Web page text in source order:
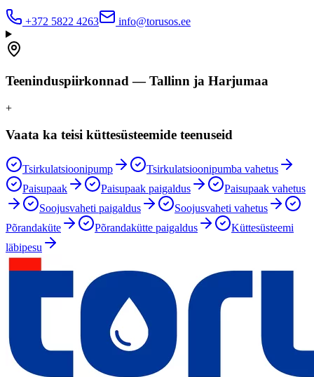
+372 5822 4263 info@torusos.ee
Teeninduspiirkonnad — Tallinn ja Harjumaa
+
Vaata ka teisi küttesüsteemide teenuseid
Tsirkulatsioonipump
Tsirkulatsioonipumba vahetus
Paisupaak
Paisupaak paigaldus
Paisupaak vahetus
Soojusvaheti paigaldus
Soojusvaheti vahetus
Põrandaküte
Põrandakütte paigaldus
Küttesüsteemi
läbipesu